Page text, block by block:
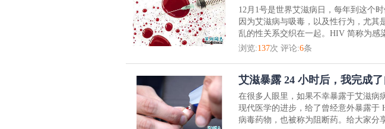
12月1号是世界艾滋病日，每年到这个
因为艾滋病与吸毒，以及性行为，尤其
乱的性关系交织在一起。HIV 简称为感
浏览:137次 评论:6条
艾滋暴露 24 小时后，我完成
在很多人眼里，如果不幸暴露于艾滋病
现代医学的进步，给了曾经意外暴露
病毒药物，也被称为阻断药。给大家分